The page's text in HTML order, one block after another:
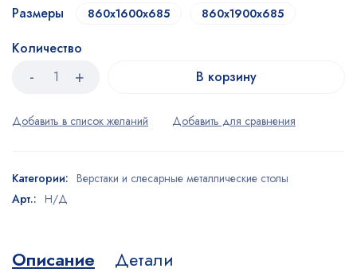
Размеры 860х1600х685 860х1900х685
Количество
В корзину
Категории: Верстаки и слесарные металлические столы
Арт.: Н/Д
Описание Детали